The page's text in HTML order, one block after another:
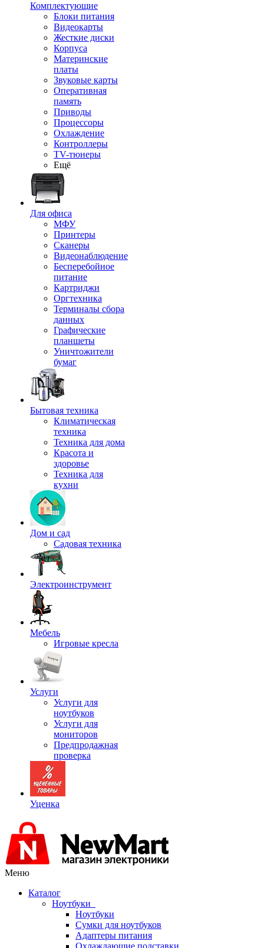
Комплектующие
Блоки питания
Видеокарты
Жесткие диски
Корпуса
Материнские
платы
Звуковые карты
Оперативная
память
Приводы
Процессоры
Охлаждение
Контроллеры
TV-тюнеры
Ещё
Для офиса
МФУ
Принтеры
Сканеры
Видеонаблюдение
Бесперебойное
питание
Картриджи
Оргтехника
Терминалы сбора
данных
Графические
планшеты
Уничтожители
бумаг
Бытовая техника
Климатическая
техника
Техника для дома
Красота и
здоровье
Техника для
кухни
Дом и сад
Садовая техника
Электроинструмент
Мебель
Игровые кресла
Услуги
Услуги для
ноутбуков
Услуги для
мониторов
Предпродажная
проверка
Уценка
Меню
Каталог
Ноутбуки
Ноутбуки
Сумки для ноутбуков
Адаптеры питания
Охлаждающие подставки